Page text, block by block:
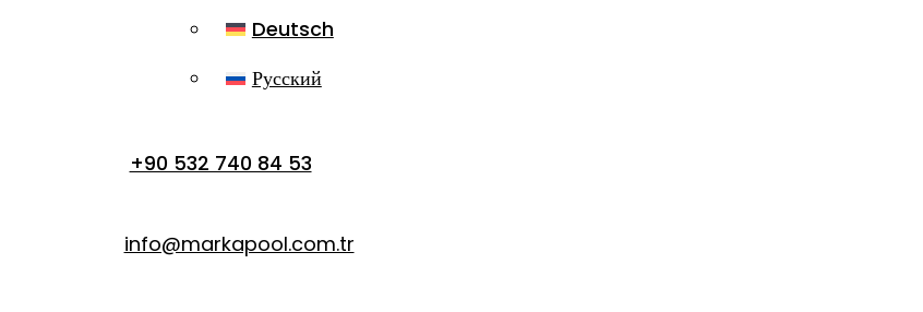
Deutsch
Русский
+90 532 740 84 53
info@markapool.com.tr